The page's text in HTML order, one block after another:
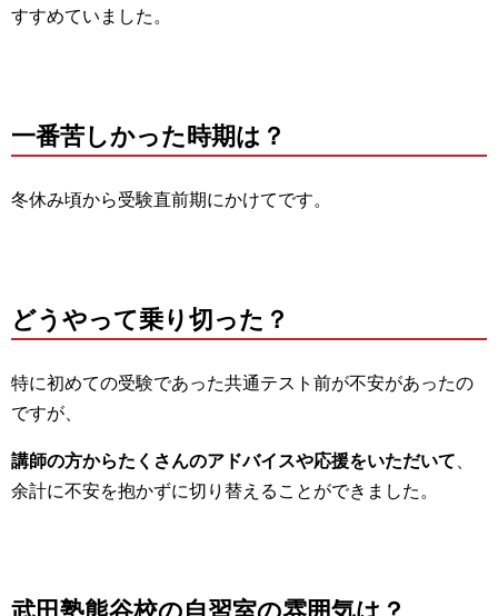
すすめていました。
一番苦しかった時期は？
冬休み頃から受験直前期にかけてです。
どうやって乗り切った？
特に初めての受験であった共通テスト前が不安があったの
ですが、
講師の方からたくさんのアドバイスや応援をいただいて
余計に不安を抱かずに切り替えることができました。